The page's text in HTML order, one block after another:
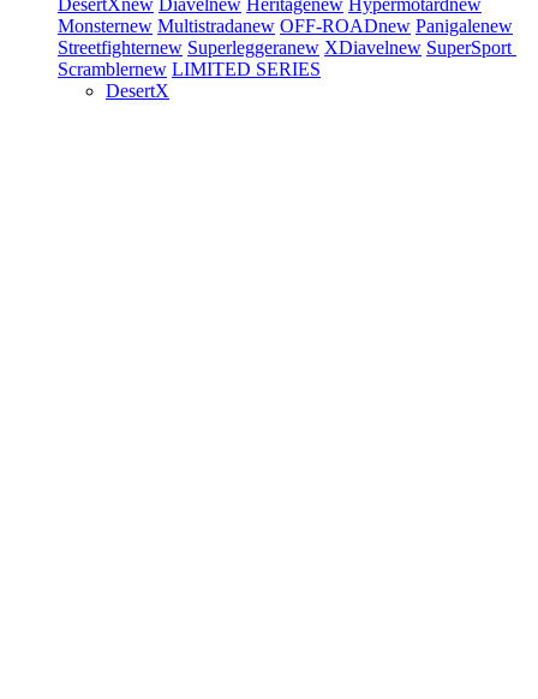
DesertXnew Diavelnew Heritagenew Hypermotardnew
Monsternew Multistradanew OFF-ROADnew Panigalenew
Streetfighternew Superleggeranew XDiavelnew SuperSport
Scramblernew LIMITED SERIES
DesertX